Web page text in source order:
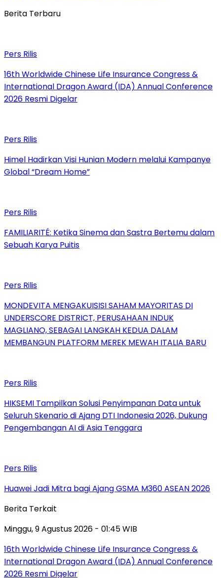
Berita Terbaru
Pers Rilis
16th Worldwide Chinese Life Insurance Congress &
International Dragon Award (IDA) Annual Conference
2026 Resmi Digelar
Pers Rilis
Himel Hadirkan Visi Hunian Modern melalui Kampanye
Global “Dream Home”
Pers Rilis
FAMILIARITÉ: Ketika Sinema dan Sastra Bertemu dalam
Sebuah Karya Puitis
Pers Rilis
MONDEVITA MENGAKUISISI SAHAM MAYORITAS DI
UNDERSCORE DISTRICT, PERUSAHAAN INDUK
MAGLIANO, SEBAGAI LANGKAH KEDUA DALAM
MEMBANGUN PLATFORM MEREK MEWAH ITALIA BARU
Pers Rilis
HIKSEMI Tampilkan Solusi Penyimpanan Data untuk
Seluruh Skenario di Ajang DTI Indonesia 2026, Dukung
Pengembangan AI di Asia Tenggara
Pers Rilis
Huawei Jadi Mitra bagi Ajang GSMA M360 ASEAN 2026
Berita Terkait
Minggu, 9 Agustus 2026 - 01:45 WIB
16th Worldwide Chinese Life Insurance Congress &
International Dragon Award (IDA) Annual Conference
2026 Resmi Digelar